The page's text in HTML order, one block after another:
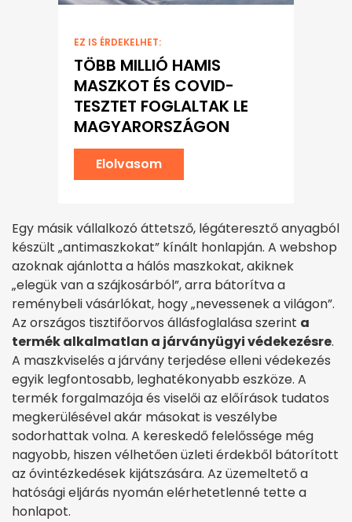
EZ IS ÉRDEKELHET:
TÖBB MILLIÓ HAMIS
MASZKOT ÉS COVID-
TESZTET FOGLALTAK LE
MAGYARORSZÁGON
Elolvasom
Egy másik vállalkozó áttetsző, légáteresztő anyagból
készült „antimaszkokat” kínált honlapján. A webshop
azoknak ajánlotta a hálós maszkokat, akiknek
„elegük van a szájkosárból”, arra bátorítva a
reménybeli vásárlókat, hogy „nevessenek a világon”.
Az országos tisztifőorvos állásfoglalása szerint a
termék alkalmatlan a járványügyi védekezésre.
A maszkviselés a járvány terjedése elleni védekezés
egyik legfontosabb, leghatékonyabb eszköze. A
termék forgalmazója és viselői az előírások tudatos
megkerülésével akár másokat is veszélybe
sodorhattak volna. A kereskedő felelőssége még
nagyobb, hiszen vélhetően üzleti érdekből bátorított
az óvintézkedések kijátszására. Az üzemeltető a
hatósági eljárás nyomán elérhetetlenné tette a
honlapot.